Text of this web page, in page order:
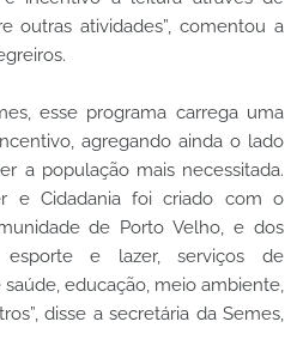
outras atividades”, comentou a
esse programa carrega uma
agregando ainda o lado
a população mais necessitada.
e Cidadania foi criado com o
de Porto Velho, e dos
esporte e lazer, serviços de
educação, meio ambiente,
disse a secretária da Semes,